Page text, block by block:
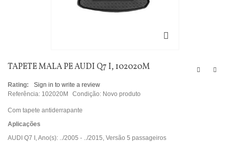
TAPETE MALA PE AUDI Q7 I, 102020M
Rating:
Sign in to write a review
Referência: 102020M Condição: Novo produto
Com tapete antiderrapante
Aplicações
AUDI Q7 I, Ano(s): ../2005 - ../2015, Versão 5 passageiros